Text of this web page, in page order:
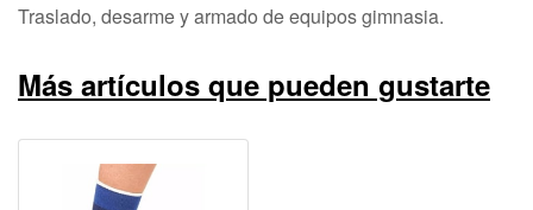
Traslado, desarme y armado de equipos gimnasia.
Más artículos que pueden gustarte